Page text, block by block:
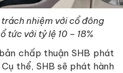
nhiệm với cổ đông
tức với tỷ lệ 10 – 18%
chấp thuận SHB phát
thể, SHB sẽ phát hành